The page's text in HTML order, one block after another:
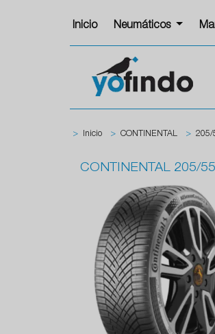
Inicio Neumáticos
> Inicio > CONTINENTAL > 205/
CONTINENTAL 205/